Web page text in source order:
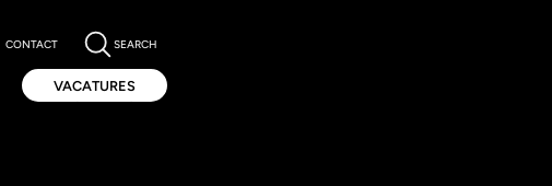
CONTACT SEARCH
VACATURES
VACATURES